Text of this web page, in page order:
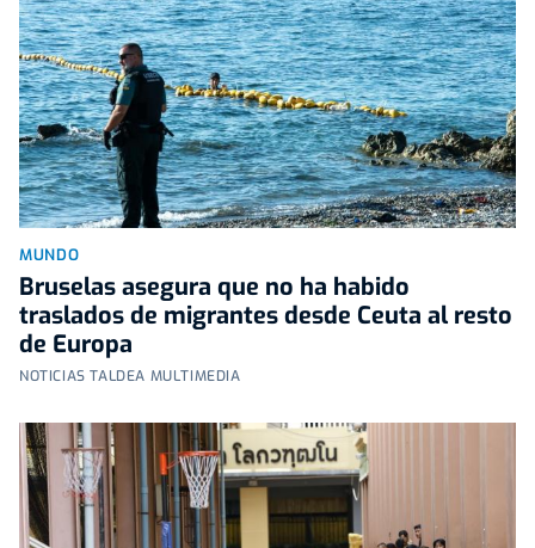
MUNDO
Bruselas asegura que no ha habido
traslados de migrantes desde Ceuta al resto
de Europa
NOTICIAS TALDEA MULTIMEDIA